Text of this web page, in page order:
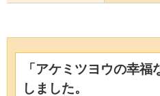
「アケミツヨウの幸
しました。